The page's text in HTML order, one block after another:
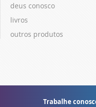
deus conosco
livros
outros produtos
Trabalhe